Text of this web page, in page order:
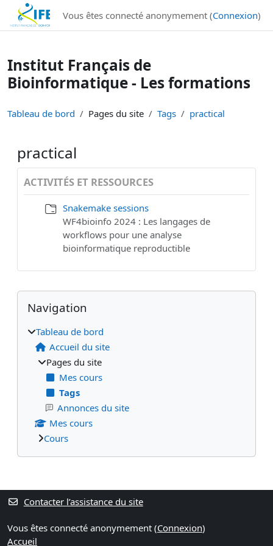
Institut Français de Bioinformatique - Les formations
Passer au contenu principalVous êtes connecté anonymement (Connexion)
Institut Français de
Bioinformatique - Les formations
Tableau de bord Pages du site Tags practical
practical
ACTIVITÉS ET RESSOURCES
Snakemake sessions
WF4bioinfo 2024 : Les langages de
workflows pour une analyse
bioinformatique reproductible
Blocs
Blocs supplémentaires
Passer Navigation
Navigation
Tableau de bord
Accueil du site
Pages du site
Mes cours
Tags
Annonces du site
Mes cours
Cours
Contacter l’assistance du site
Vous êtes connecté anonymement (Connexion)
Accueil